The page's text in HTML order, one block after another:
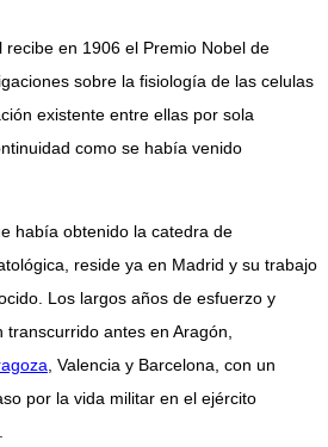
recibe en 1906 el Premio Nobel de
sobre la fisiología de las celulas
existente entre ellas por sola
como se había venido
había obtenido la catedra de
reside ya en Madrid y su trabajo
Los largos años de esfuerzo y
antes en Aragón,
, Valencia y Barcelona, con un
por la vida militar en el ejército